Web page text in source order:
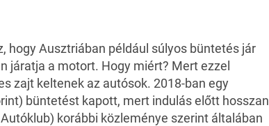
hogy Ausztriában például súlyos büntetés jár
járatja a motort. Hogy miért? Mert ezzel
zajt keltenek az autósok. 2018-ban egy
büntetést kapott, mert indulás előtt hosszan
korábbi közleménye szerint általában